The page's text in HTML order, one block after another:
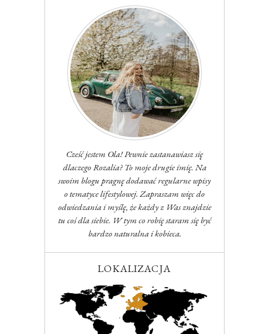
Cześć jestem Ola! Pewnie zastanawiasz się
dlaczego Rozalia? To moje drugie imię. Na
swoim blogu pragnę dodawać regularne wpisy
o tematyce lifestylowej. Zapraszam więc do
odwiedzania i myślę, że każdy z Was znajdzie
tu coś dla siebie. W tym co robię staram się być
bardzo naturalna i kobieca.
LOKALIZACJA